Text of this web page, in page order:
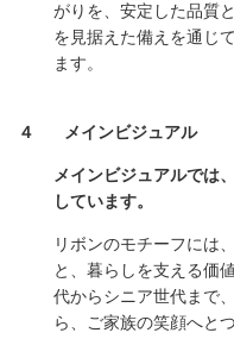
がりを、安定した品質
を見据えた備えを通じ
ます。
４ メインビジュアル
メインビジュアルでは
しています。
リボンのモチーフには
と、暮らしを支える価
代からシニア世代まで
ら、ご家族の笑顔へと